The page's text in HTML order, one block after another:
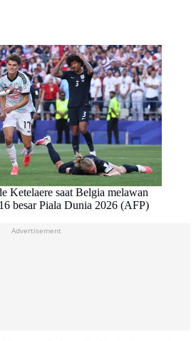
Ketelaere saat Belgia melawan
besar Piala Dunia 2026 (AFP)
Advertisement